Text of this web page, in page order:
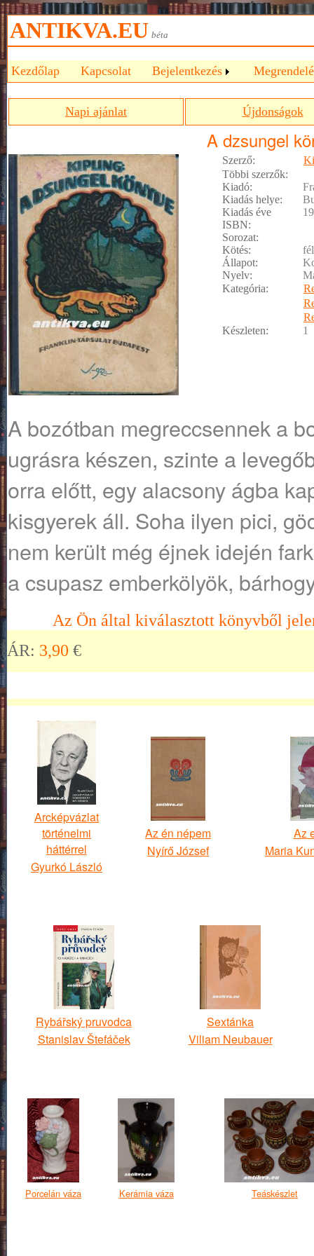
ANTIKVA.EU béta
Kezdőlap Kapcsolat Bejelentkezés
Napi ajánlat Újdonságok
A dzsungel
Szerző:
Többi szerzők:
Kiadó:
Kiadás helye:
Kiadás éve
ISBN:
Sorozat:
Kötés:
Állapot:
Nyelv:
Kategória:
Készleten:
1
A bozótban megreccsennek a
ugrásra készen, szinte a
orra előtt, egy alacsony ágba
kisgyerek áll. Soha ilyen pici,
nem került még éjnek idején
a csupasz emberkölyök,
Az Ön által kiválasztott könyvből
ÁR: 3,90 €
Arcképvázlat
történelmi
háttérrel
Gyurkó László
Az én népem
Nyírő József
Az
Maria
Rybářský pruvodca
Stanislav Štefáček
Sextánka
Viliam Neubauer
Porcelán váza Kerámia váza Teáskészlet